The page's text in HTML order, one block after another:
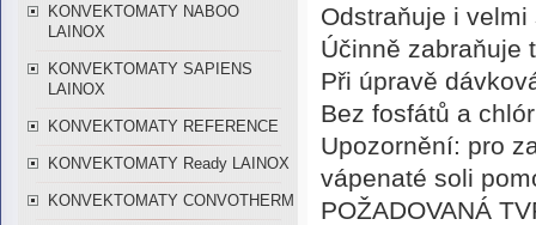
KONVEKTOMATY NABOO
LAINOX
KONVEKTOMATY SAPIENS
LAINOX
KONVEKTOMATY REFERENCE
KONVEKTOMATY Ready LAINOX
KONVEKTOMATY CONVOTHERM
Odstraňuje i
Účinně zabraňuje
Při úpravě
Bez fosfátů a
Upozornění: pro
vápenaté soli
POŽADOVANÁ